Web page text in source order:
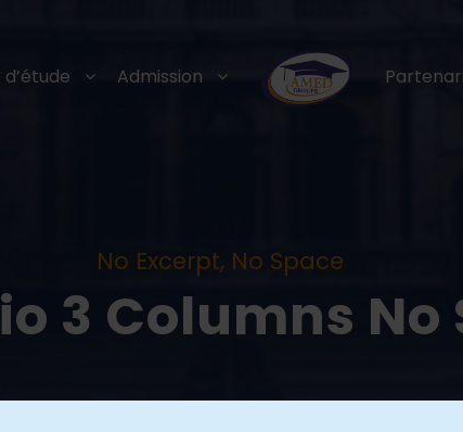
Admission
No Excerpt, No Space
3 Columns No